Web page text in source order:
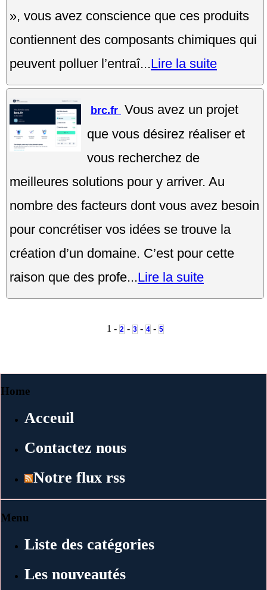
», vous avez conscience que ces produits
contiennent des composants chimiques qui
peuvent polluer l’entraî...Lire la suite
brc.fr Vous avez un projet
que vous désirez réaliser et
vous recherchez de
meilleures solutions pour y arriver. Au
nombre des facteurs dont vous avez besoin
pour concrétiser vos idées se trouve la
création d’un domaine. C’est pour cette
raison que des profe...Lire la suite
1 - 2 - 3 - 4 - 5
Home
Acceuil
Contactez nous
Notre flux rss
Menu
Liste des catégories
Les nouveautés